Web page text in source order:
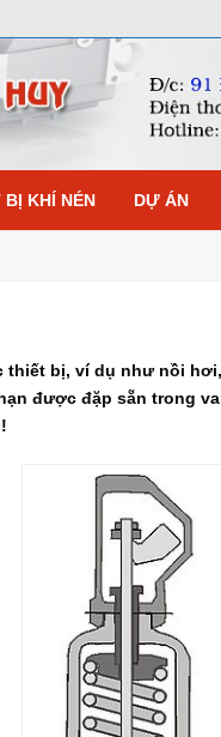
BỊ KHÍ NÉN DỰ ÁN
thiết bị, ví dụ như nồi
được đặp sẵn trong